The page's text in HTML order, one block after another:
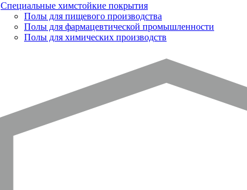
Специальные химстойкие покрытия
Полы для пищевого производства
Полы для фармацевтической промышленности
Полы для химических производств